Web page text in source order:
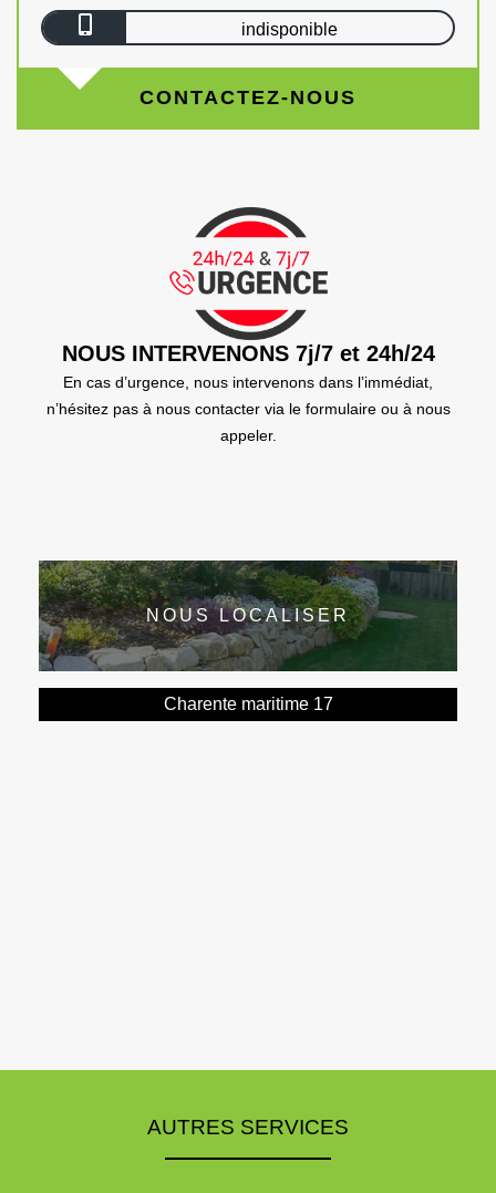
indisponible
CONTACTEZ-NOUS
NOUS INTERVENONS 7j/7 et 24h/24
En cas d’urgence, nous intervenons dans l’immédiat,
n’hésitez pas à nous contacter via le formulaire ou à nous
appeler.
NOUS LOCALISER
Charente maritime 17
AUTRES SERVICES